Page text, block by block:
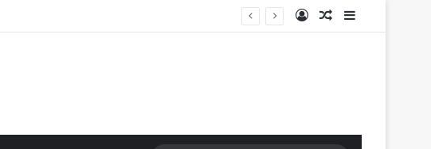
Log InRandom Article
Sidebar